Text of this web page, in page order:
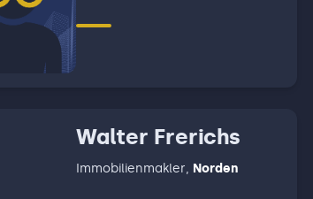
Walter Frerichs
Immobilienmakler, Norden